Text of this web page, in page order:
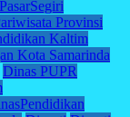
Provinsi
Kaltim
Kota Samarinda
Dinas PUPR